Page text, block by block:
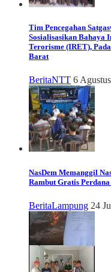
Tim Pencegahan
Sosialisasikan Bahaya
Terorisme (IRET),
Barat
BeritaNTT 6
NasDem Memanggil
Rambut Gratis
BeritaLampung 24